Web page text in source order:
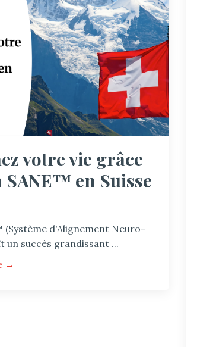
votre vie grâce
SANE™ en Suisse
(Système d'Alignement Neuro-
un succès grandissant ...
→